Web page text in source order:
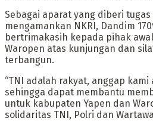
Sebagai aparat yang diberi
mengamankan NKRI, Dandim
bertrimakasih kepada pihak
Waropen atas kunjungan dan
terbangun.
“TNI adalah rakyat, anggap kami
sehingga dapat membantu
untuk kabupaten Yapen dan
solidaritas TNI, Polri dan